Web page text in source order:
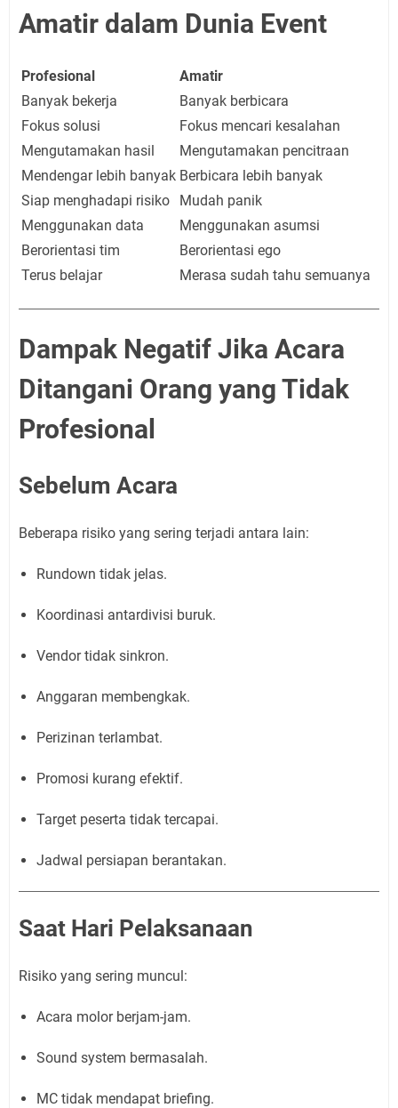
Amatir dalam Dunia Event
Profesional
Amatir
Banyak bekerja
Banyak berbicara
Fokus solusi
Fokus mencari kesalahan
Mengutamakan hasil
Mengutamakan pencitraan
Mendengar lebih banyak Berbicara lebih banyak
Siap menghadapi risiko
Mudah panik
Menggunakan data
Menggunakan asumsi
Berorientasi tim
Berorientasi ego
Terus belajar
Merasa sudah tahu semuanya
Dampak Negatif Jika Acara
Ditangani Orang yang Tidak
Profesional
Sebelum Acara
Beberapa risiko yang sering terjadi antara lain:
Rundown tidak jelas.
Koordinasi antardivisi buruk.
Vendor tidak sinkron.
Anggaran membengkak.
Perizinan terlambat.
Promosi kurang efektif.
Target peserta tidak tercapai.
Jadwal persiapan berantakan.
Saat Hari Pelaksanaan
Risiko yang sering muncul:
Acara molor berjam-jam.
Sound system bermasalah.
MC tidak mendapat briefing.